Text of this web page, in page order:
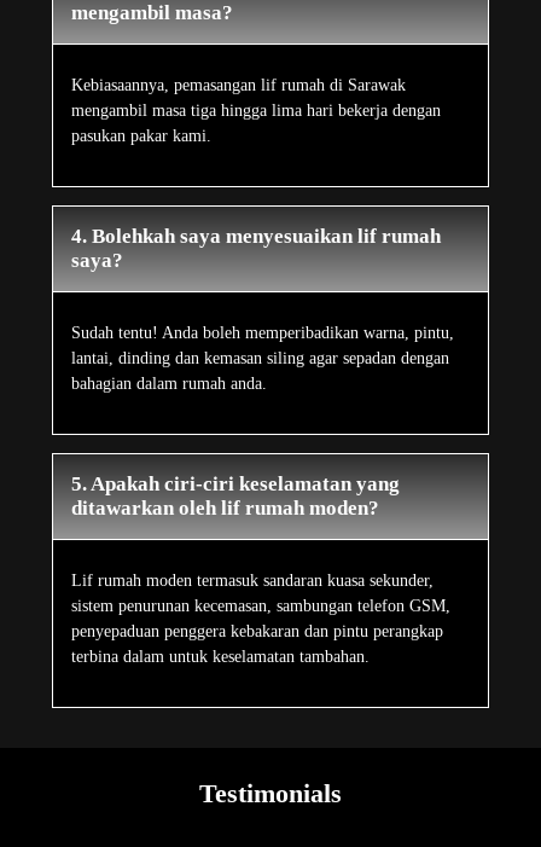
mengambil masa?
Kebiasaannya, pemasangan lif rumah di Sarawak
mengambil masa tiga hingga lima hari bekerja dengan
pasukan pakar kami.
4. Bolehkah saya menyesuaikan lif rumah
saya?
Sudah tentu! Anda boleh memperibadikan warna, pintu,
lantai, dinding dan kemasan siling agar sepadan dengan
bahagian dalam rumah anda.
5. Apakah ciri-ciri keselamatan yang
ditawarkan oleh lif rumah moden?
Lif rumah moden termasuk sandaran kuasa sekunder,
sistem penurunan kecemasan, sambungan telefon GSM,
penyepaduan penggera kebakaran dan pintu perangkap
terbina dalam untuk keselamatan tambahan.
Testimonials